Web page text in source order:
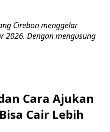
Cirebon menggelar
2026. Dengan mengusung
Cara Ajukan
Cair Lebih